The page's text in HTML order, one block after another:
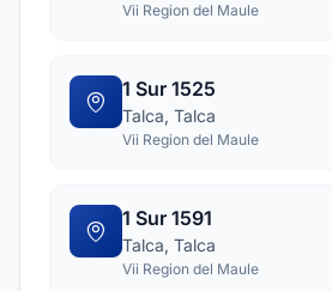
Vii Region del Maule
1 Sur 1525
Talca, Talca
Vii Region del Maule
1 Sur 1591
Talca, Talca
Vii Region del Maule